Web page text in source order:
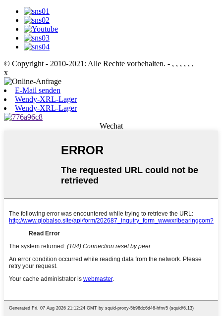
© Copyright - 2010-2021: Alle Rechte vorbehalten. - , , , , , ,
x
E-Mail senden
Wendy-XRL-Lager
Wendy-XRL-Lager
Wechat